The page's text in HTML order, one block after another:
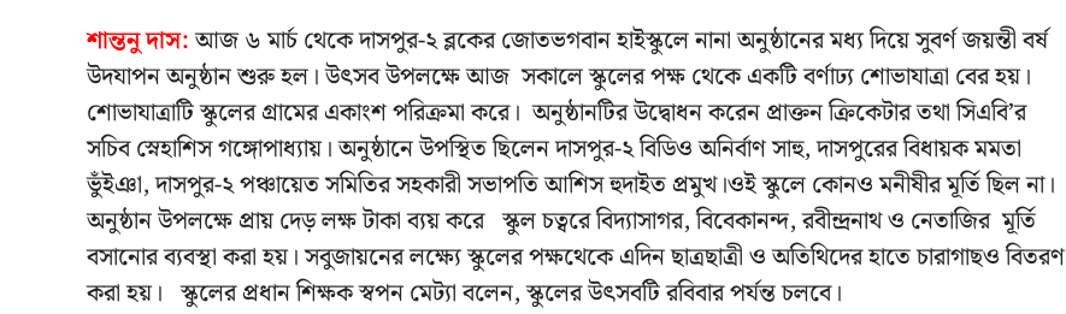
শান্তনু দাস:আজ ৬ মার্চ থেকে দাসপুর-২ ব্লকের জোতভগবান হাইস্কুলে নানা অনুষ্ঠানের মধ্য দিয়ে সুবর্ণ জয়ন্তী বর্ষ
উদযাপন অনুষ্ঠান শুরু হল। উৎসব উপলক্ষে আজ সকালে স্কুলের পক্ষ থেকে একটি বর্ণাঢ্য শোভাযাত্রা বের হয়।
শোভাযাত্রাটি স্কুলের গ্রামের একাংশ পরিক্রমা করে। অনুষ্ঠানটির উদ্বোধন করেন প্রাক্তন ক্রিকেটার তথা সিএবি’র
সচিব স্নেহাশিস গঙ্গোপাধ্যায়। অনুষ্ঠানে উপস্থিত ছিলেন দাসপুর-২ বিডিও অনির্বাণ সাহু, দাসপুরের বিধায়ক মমতা
ভুঁইঞা, দাসপুর-২ পঞ্চায়েত সমিতির সহকারী সভাপতি আশিস হুদাইত প্রমুখ।ওই স্কুলে কোনও মনীষীর মূর্তি ছিল না।
অনুষ্ঠান উপলক্ষে প্রায় দেড় লক্ষ টাকা ব্যয় করে স্কুল চত্বরে বিদ্যাসাগর, বিবেকানন্দ, রবীন্দ্রনাথ ও নেতাজির মূর্তি
বসানোর ব্যবস্থা করা হয়। সবুজায়নের লক্ষ্যে স্কুলের পক্ষথেকে এদিন ছাত্রছাত্রী ও অতিথিদের হাতে চারাগাছও বিতরণ
করা হয়। স্কুলের প্রধান শিক্ষক স্বপন মেট্যা বলেন, স্কুলের উৎসবটি রবিবার পর্যন্ত চলবে।